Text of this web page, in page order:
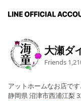
大瀬ダ
Friends
アットホームなお店です
静岡県 沼津市西浦江梨